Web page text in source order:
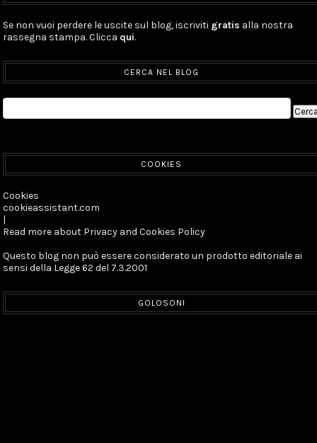
Se non vuoi perdere le uscite sul blog, iscriviti gratis alla nostra
rassegna stampa. Clicca qui.
CERCA NEL BLOG
COOKIES
Cookies
cookieassistant.com
|
Read more about Privacy and Cookies Policy
Questo blog non può essere considerato un prodotto editoriale ai
sensi della Legge 62 del 7.3.2001
GOLOSONI